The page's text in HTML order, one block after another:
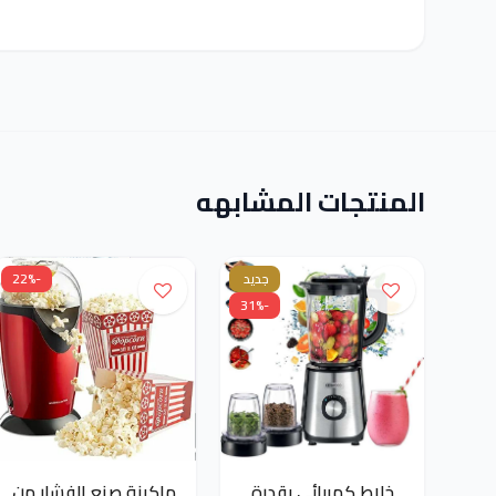
المنتجات المشابهه
جديد
-31%
-22%